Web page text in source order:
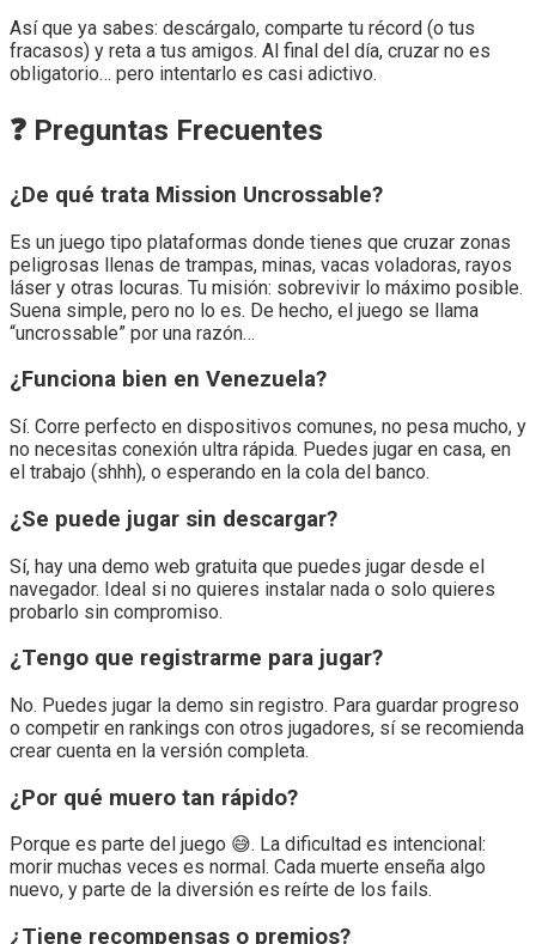
Así que ya sabes: descárgalo, comparte tu récord (o tus
fracasos) y reta a tus amigos. Al final del día, cruzar no es
obligatorio… pero intentarlo es casi adictivo.
❓ Preguntas Frecuentes
¿De qué trata Mission Uncrossable?
Es un juego tipo plataformas donde tienes que cruzar zonas
peligrosas llenas de trampas, minas, vacas voladoras, rayos
láser y otras locuras. Tu misión: sobrevivir lo máximo posible.
Suena simple, pero no lo es. De hecho, el juego se llama
“uncrossable” por una razón…
¿Funciona bien en Venezuela?
Sí. Corre perfecto en dispositivos comunes, no pesa mucho, y
no necesitas conexión ultra rápida. Puedes jugar en casa, en
el trabajo (shhh), o esperando en la cola del banco.
¿Se puede jugar sin descargar?
Sí, hay una demo web gratuita que puedes jugar desde el
navegador. Ideal si no quieres instalar nada o solo quieres
probarlo sin compromiso.
¿Tengo que registrarme para jugar?
No. Puedes jugar la demo sin registro. Para guardar progreso
o competir en rankings con otros jugadores, sí se recomienda
crear cuenta en la versión completa.
¿Por qué muero tan rápido?
Porque es parte del juego 😅. La dificultad es intencional:
morir muchas veces es normal. Cada muerte enseña algo
nuevo, y parte de la diversión es reírte de los fails.
¿Tiene recompensas o premios?